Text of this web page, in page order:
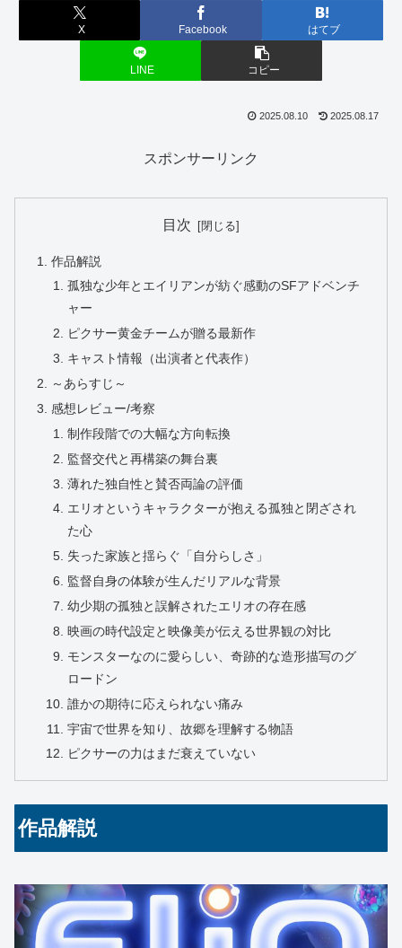
X Facebook はてブ
LINE コピー
2025.08.10 2025.08.17
スポンサーリンク
目次
作品解説
孤独な少年とエイリアンが紡ぐ感動のSFアドベンチ
ャー
ピクサー黄金チームが贈る最新作
キャスト情報（出演者と代表作）
～あらすじ～
感想レビュー/考察
制作段階での大幅な方向転換
監督交代と再構築の舞台裏
薄れた独自性と賛否両論の評価
エリオというキャラクターが抱える孤独と閉ざされ
た心
失った家族と揺らぐ「自分らしさ」
監督自身の体験が生んだリアルな背景
幼少期の孤独と誤解されたエリオの存在感
映画の時代設定と映像美が伝える世界観の対比
モンスターなのに愛らしい、奇跡的な造形描写のグ
ロードン
誰かの期待に応えられない痛み
宇宙で世界を知り、故郷を理解する物語
ピクサーの力はまだ衰えていない
作品解説